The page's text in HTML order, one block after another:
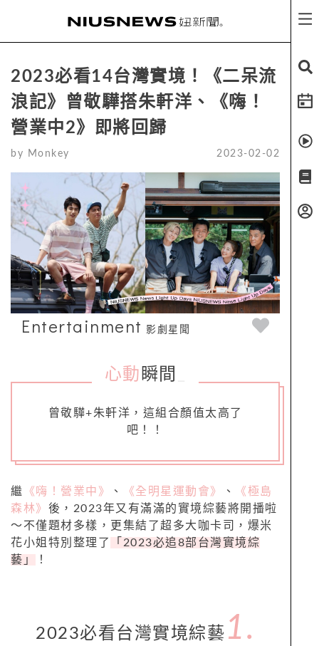
2023必看14台灣實境！《二呆流
浪記》曾敬驊搭朱軒洋、《嗨！
營業中2》即將回歸
by Monkey 2023-02-02
Entertainment 影劇星聞
心動 瞬間
曾敬驊+朱軒洋，這組合顏值太高了
吧！！
繼 《嗨！營業中》 、 《全明星運動會》 、
《極島
森林》 後，2023年又有滿滿的實境綜藝將開播啦
～不僅題材多樣，更集結了超多大咖卡司，爆米
花小姐特別整理了
「2023必追8部台灣實境綜
藝」
！
2023必看台灣實境綜藝 1.